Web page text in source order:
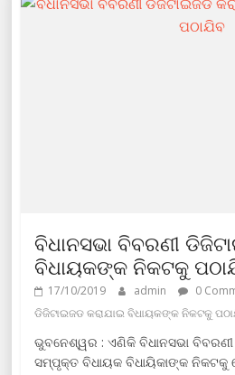
ବିଧାନସଭା ବିବରଣୀ
ବିଧାୟକଙ୍କ ନିକଟକୁ
17/10/2019 admin 0
ଡିଜିଟାଇଜଡ କରାଯାଇ ବିଧାୟକଙ୍କ ନିକଟକୁ
ଭୁବନେଶ୍ୱର : ଏଣିକି ବିଧାନସଭା ବିବରଣୀ
ସମ୍ପୃକ୍ତ ବିଧାୟକ ବିଧାୟିକାଙ୍କ ନିକଟକୁ